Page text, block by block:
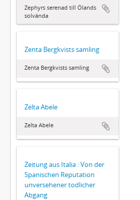
Zephyrs serenad till Ölands
solvända
Zenta Bergkvists samling
Zenta Bergkvists samling
Zelta Abele
Zelta Abele
Zeitung aus Italia : Von der
Spanischen Reputation
unversehener todlicher
Abgang